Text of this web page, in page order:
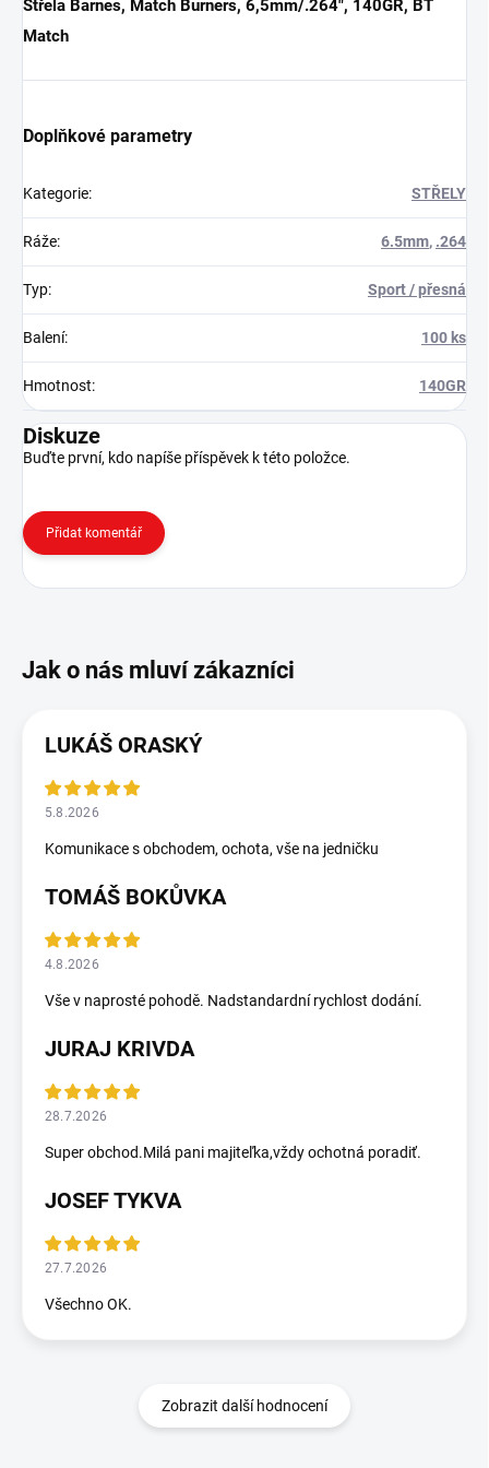
Střela Barnes, Match Burners, 6,5mm/.264", 140GR, BT
Match
Doplňkové parametry
Kategorie: STŘELY
Ráže: 6.5mm, .264
Typ: Sport / přesná
Balení: 100 ks
Hmotnost: 140GR
Diskuze
Buďte první, kdo napíše příspěvek k této položce.
Přidat komentář
LUKÁŠ ORASKÝ
5.8.2026
Komunikace s obchodem, ochota, vše na jedničku
TOMÁŠ BOKŮVKA
4.8.2026
Vše v naprosté pohodě. Nadstandardní rychlost dodání.
JURAJ KRIVDA
28.7.2026
Super obchod.Milá pani majiteľka,vždy ochotná poradiť.
JOSEF TYKVA
27.7.2026
Všechno OK.
Zobrazit další hodnocení